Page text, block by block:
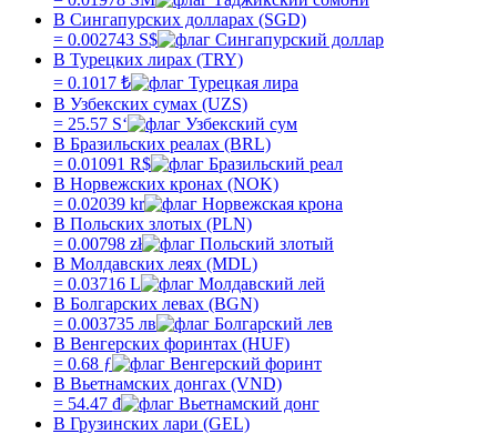
В Сингапурских долларах (SGD)
= 0.002743 S$
В Турецких лирах (TRY)
= 0.1017 ₺
В Узбекских сумах (UZS)
= 25.57 Sʻ
В Бразильских реалах (BRL)
= 0.01091 R$
В Норвежских кронах (NOK)
= 0.02039 kr
В Польских злотых (PLN)
= 0.00798 zł
В Молдавских леях (MDL)
= 0.03716 L
В Болгарских левах (BGN)
= 0.003735 лв
В Венгерских форинтах (HUF)
= 0.68 ƒ
В Вьетнамских донгах (VND)
= 54.47 ₫
В Грузинских лари (GEL)